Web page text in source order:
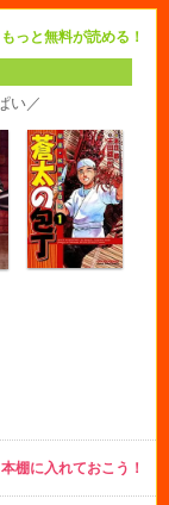
もっと無料が読める！
い／
本棚に入れておこう！